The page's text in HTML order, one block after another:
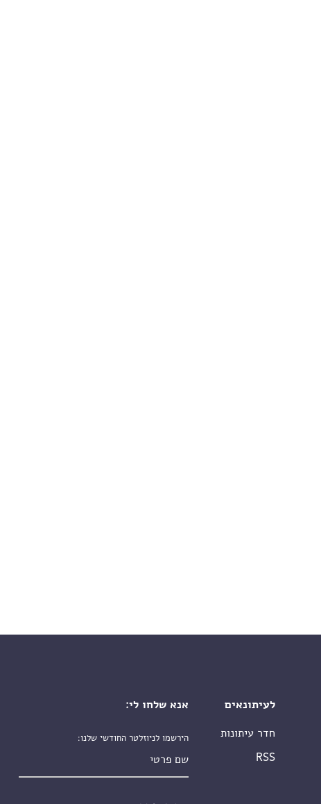
לעיתונאים
חדר עיתונות
RSS
אנא שלחו לי:
הירשמו לניוזלטר החודשי שלנו: